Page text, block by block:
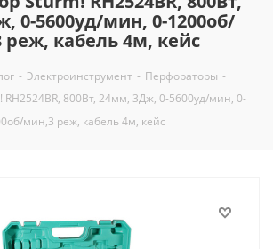
0-5600уд/мин, 0-1200об/
кабель 4м, кейс
- Электроинструмент - Перфораторы -
800Вт, 24мм, 3Дж, 0-5600уд/мин, 0-
мин,3 реж, кабель 4м, кейс